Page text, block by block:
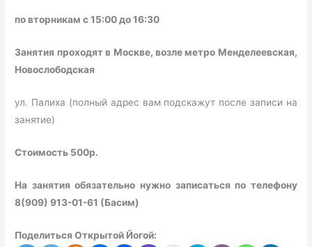
по вторникам с 15:00 до 16:30
Занятия проходят в Москве, возле метро Менделеевская,
Новослободская
ул. Палиха (полный адрес вам подскажут после записи на
занятие)
Стоимость 500р.
На занятия обязательно нужно записаться по телефону
8(909) 913-01-61 (Басим)
Поделиться Открытой Йогой: